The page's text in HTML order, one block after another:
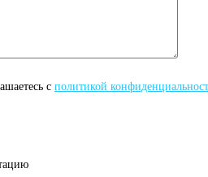
с политикой